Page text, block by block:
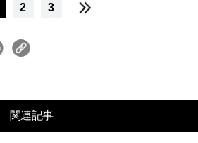
2 3
関連記事